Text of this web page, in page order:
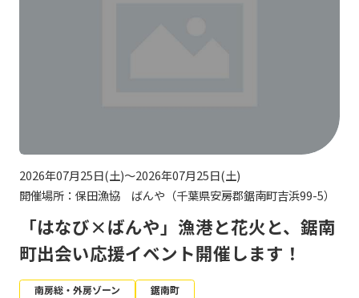
2026年07月25日(土)～2026年07月25日(土)
開催場所：保田漁協 ばんや（千葉県安房郡鋸南町吉浜99-5）
「はなび×ばんや」漁港と花火と、鋸南
町出会い応援イベント開催します！
南房総・外房ゾーン
鋸南町